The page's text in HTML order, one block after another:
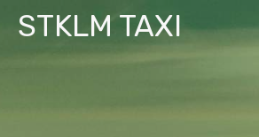
SkipSTKLM TAXI